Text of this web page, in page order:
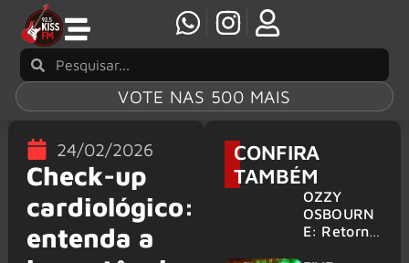
VOTE NAS 500 MAIS
24/02/2026
Check-up
cardiológico:
entenda a
CONFIRA
TAMBÉM
OZZY
OSBOURN
E: Retorno